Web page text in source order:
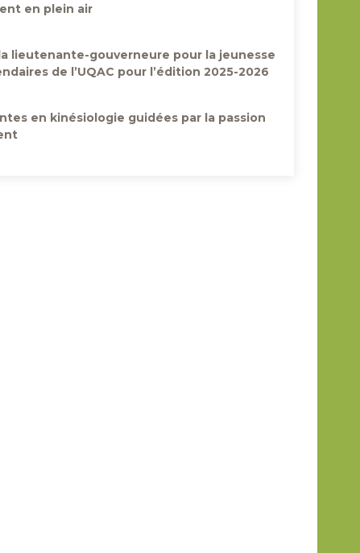
en plein air
lieutenante-gouverneure pour la jeunesse
de l’UQAC pour l’édition 2025-2026
en kinésiologie guidées par la passion